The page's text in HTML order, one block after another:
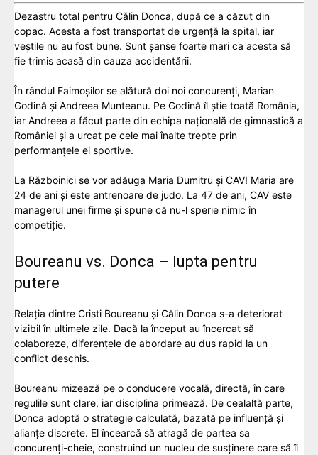
Dezastru total pentru Călin Donca, după ce a căzut din
copac. Acesta a fost transportat de urgență la spital, iar
veștile nu au fost bune. Sunt șanse foarte mari ca acesta să
fie trimis acasă din cauza accidentării.
În rândul Faimoșilor se alătură doi noi concurenți, Marian
Godină și Andreea Munteanu. Pe Godină îl știe toată România,
iar Andreea a făcut parte din echipa națională de gimnastică a
României și a urcat pe cele mai înalte trepte prin
performanțele ei sportive.
La Războinici se vor adăuga Maria Dumitru și CAV! Maria are
24 de ani și este antrenoare de judo. La 47 de ani, CAV este
managerul unei firme și spune că nu-l sperie nimic în
competiție.
Boureanu vs. Donca – lupta pentru
putere
Relația dintre Cristi Boureanu și Călin Donca s-a deteriorat
vizibil în ultimele zile. Dacă la început au încercat să
colaboreze, diferențele de abordare au dus rapid la un
conflict deschis.
Boureanu mizează pe o conducere vocală, directă, în care
regulile sunt clare, iar disciplina primează. De cealaltă parte,
Donca adoptă o strategie calculată, bazată pe influență și
alianțe discrete. El încearcă să atragă de partea sa
concurenți-cheie, construind un nucleu de susținere care să îi